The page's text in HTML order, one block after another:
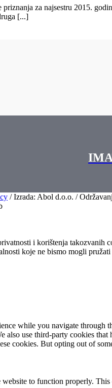
za najsestru 2015.
[...]
/ Izrada: Abol d.o.o. /
i korištenja takozvanih
koje ne bismo mogli
while you navigate through
also use third-party cookies
cookies. But opting out of
to function properly.